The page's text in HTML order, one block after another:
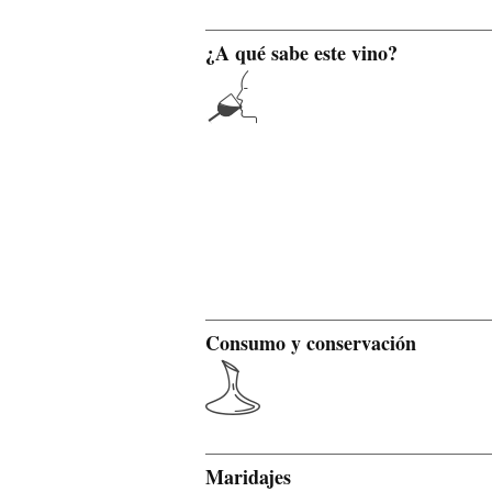
¿A qué sabe este vino?
Consumo y conservación
Maridajes